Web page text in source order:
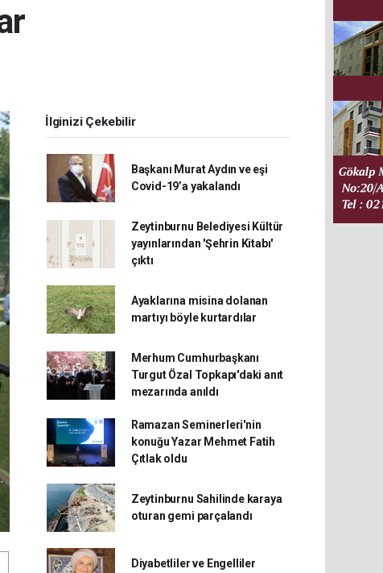
İlginizi Çekebilir
Başkanı Murat Aydın ve eşi
Covid-19’a yakalandı
Zeytinburnu Belediyesi Kültür
yayınlarından 'Şehrin Kitabı'
çıktı
Ayaklarına misina dolanan
martıyı böyle kurtardılar
Merhum Cumhurbaşkanı
Turgut Özal Topkapı'daki anıt
mezarında anıldı
Ramazan Seminerleri'nin
konuğu Yazar Mehmet Fatih
Çıtlak oldu
Zeytinburnu Sahilinde karaya
oturan gemi parçalandı
Diyabetliler ve Engelliler